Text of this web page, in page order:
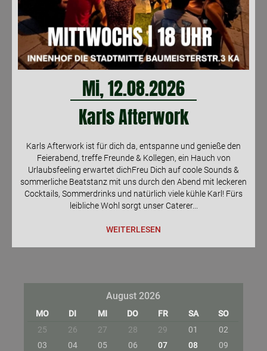
Mi, 12.08.2026
Karls Afterwork
Karls Afterwork ist für dich da, entspanne und genieße den
Feierabend, treffe Freunde & Kollegen, ein Hauch von
Urlaubsfeeling erwartet dichFreu Dich auf coole Sounds &
sommerliche Beatstanz mit uns durch den Abend mit leckeren
Cocktails, Sommerdrinks und natürlich viele kühle Karl! Fürs
leibliche Wohl sorgt unser Caterer...
WEITERLESEN
August 2026
MO DI MI DO FR SA
SO
25
26 27 28 29 01
02
03
04 05 06 07 08
09